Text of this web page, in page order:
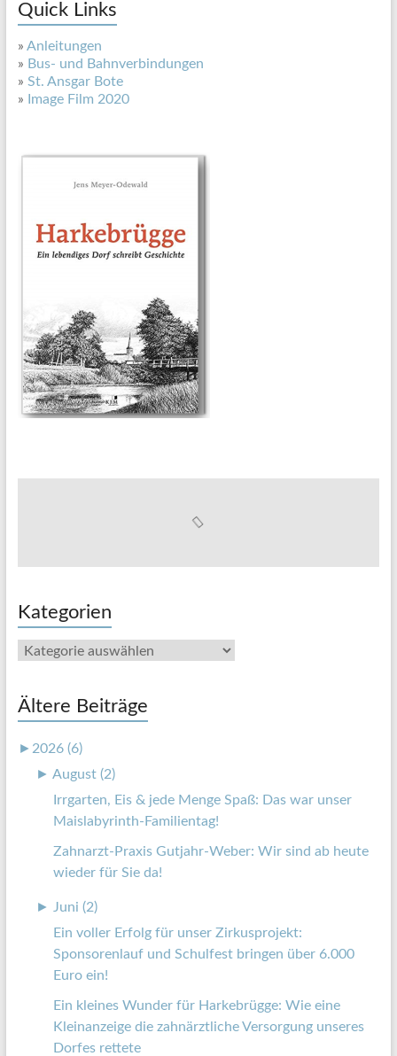
Quick Links
» Anleitungen
» Bus- und Bahnverbindungen
» St. Ansgar Bote
» Image Film 2020
Kategorien
Kategorien
Ältere Beiträge
► 2026 (6)
► August (2)
Irrgarten, Eis & jede Menge Spaß: Das war unser
Maislabyrinth-Familientag!
Zahnarzt-Praxis Gutjahr-Weber: Wir sind ab heute
wieder für Sie da!
►
Juni (2)
Ein voller Erfolg für unser Zirkusprojekt:
Sponsorenlauf und Schulfest bringen über 6.000
Euro ein!
Ein kleines Wunder für Harkebrügge: Wie eine
Kleinanzeige die zahnärztliche Versorgung unseres
Dorfes rettete